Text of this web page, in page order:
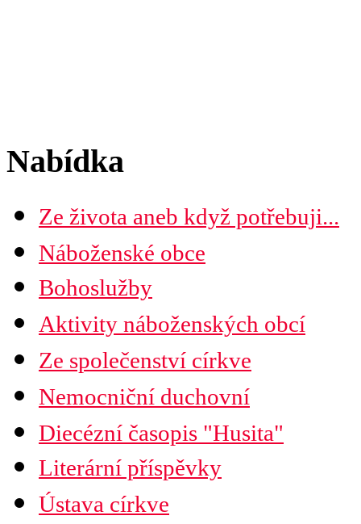
Nabídka
Ze života aneb když potřebuji...
Náboženské obce
Mapa diecéze
Bohoslužby
Aktivity náboženských obcí
Ze společenství církve
Nemocniční duchovní
Diecézní časopis "Husita"
Předplatné
Literární příspěvky
Ústava církve